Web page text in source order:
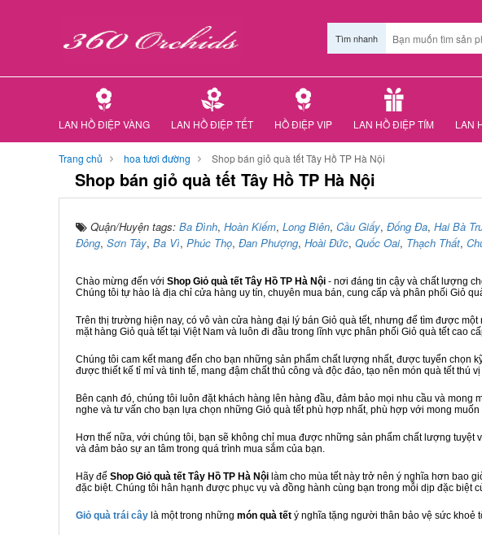
Tìm nhanh
LAN HỒ ĐIỆP VÀNG LAN HỒ ĐIỆP TẾT HỒ ĐIỆP VIP LAN HỒ ĐIỆP TÍM LAN
Trang chủ hoa tươi đường Shop bán giỏ quà tết Tây Hồ TP Hà Nội
Shop bán giỏ quà tết Tây Hồ TP Hà Nội
Quận/Huyện tags: Ba Đình, Hoàn Kiếm, Long Biên, Cầu Giấy, Đống Đa, Hai Bà
Đông, Sơn Tây, Ba Vì, Phúc Thọ, Đan Phượng, Hoài Đức, Quốc Oai, Thạch Thất,
Chào mừng đến với Shop Giỏ quà tết Tây Hồ TP Hà Nội - nơi đáng tin cậy và chất lượng
Chúng tôi tự hào là địa chỉ cửa hàng uy tín, chuyên mua bán, cung cấp và phân phối Giỏ
Trên thị trường hiện nay, có vô vàn cửa hàng đại lý bán Giỏ quà tết, nhưng để tìm được
mặt hàng Giỏ quà tết tại Việt Nam và luôn đi đầu trong lĩnh vực phân phối Giỏ quà tết cao
Chúng tôi cam kết mang đến cho bạn những sản phẩm chất lượng nhất, được tuyển
được thiết kế tỉ mỉ và tinh tế, mang đậm chất thủ công và độc đáo, tạo nên món quà tết
Bên cạnh đó, chúng tôi luôn đặt khách hàng lên hàng đầu, đảm bảo mọi nhu cầu và
nghe và tư vấn cho bạn lựa chọn những Giỏ quà tết phù hợp nhất, phù hợp với mong
Hơn thế nữa, với chúng tôi, bạn sẽ không chỉ mua được những sản phẩm chất lượng
và đảm bảo sự an tâm trong quá trình mua sắm của bạn.
Hãy để Shop Giỏ quà tết Tây Hồ TP Hà Nội làm cho mùa tết này trở nên ý nghĩa hơn bao
đặc biệt. Chúng tôi hân hạnh được phục vụ và đồng hành cùng bạn trong mỗi dịp đặc biệt
Giỏ quà trái cây là một trong những món quà tết ý nghĩa tặng người thân bảo vệ sức khoẻ